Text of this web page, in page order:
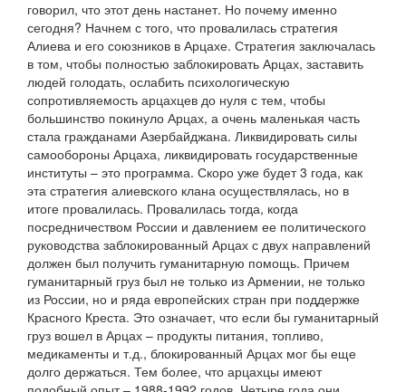
говорил, что этот день настанет. Но почему именно
сегодня? Начнем с того, что провалилась стратегия
Алиева и его союзников в Арцахе. Стратегия заключалась
в том, чтобы полностью заблокировать Арцах, заставить
людей голодать, ослабить психологическую
сопротивляемость арцахцев до нуля с тем, чтобы
большинство покинуло Арцах, а очень маленькая часть
стала гражданами Азербайджана. Ликвидировать силы
самообороны Арцаха, ликвидировать государственные
институты – это программа. Скоро уже будет 3 года, как
эта стратегия алиевского клана осуществлялась, но в
итоге провалилась. Провалилась тогда, когда
посредничеством России и давлением ее политического
руководства заблокированный Арцах с двух направлений
должен был получить гуманитарную помощь. Причем
гуманитарный груз был не только из Армении, не только
из России, но и ряда европейских стран при поддержке
Красного Креста. Это означает, что если бы гуманитарный
груз вошел в Арцах – продукты питания, топливо,
медикаменты и т.д., блокированный Арцах мог бы еще
долго держаться. Тем более, что арцахцы имеют